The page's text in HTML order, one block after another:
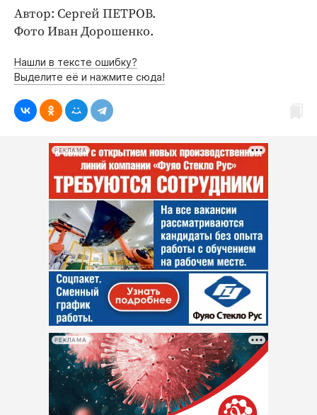
Интересное чтиво
Клиника года
Работодатель года
Автор: Сергей ПЕТРОВ.
Фото Иван Дорошенко.
Нашли в тексте ошибку?
Выделите её и нажмите сюда!
РЕКЛАМА
РЕКЛАМА